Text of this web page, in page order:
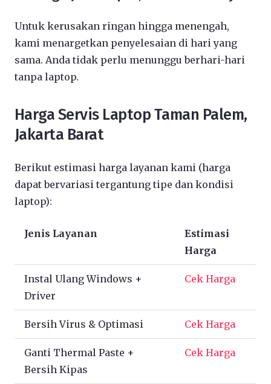
Untuk kerusakan ringan hingga menengah,
kami menargetkan penyelesaian di hari yang
sama. Anda tidak perlu menunggu berhari-hari
tanpa laptop.
Harga Servis Laptop Taman Palem,
Jakarta Barat
Berikut estimasi harga layanan kami (harga
dapat bervariasi tergantung tipe dan kondisi
laptop):
Jenis Layanan
Estimasi
Harga
Instal Ulang Windows +
Driver
Cek Harga
Bersih Virus & Optimasi Cek Harga
Ganti Thermal Paste +
Bersih Kipas
Cek Harga